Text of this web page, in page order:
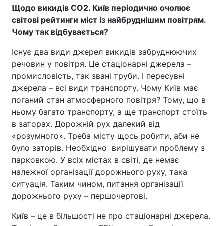
Щодо викидів СО2. Київ періодично очолює
світові рейтинги міст із найбруднішим повітрям.
Чому так відбувається?
Існує два види джерел викидів забруднюючих
речовин у повітря. Це стаціонарні джерела –
промисловість, так звані труби. І пересувні
джерела – всі види транспорту. Чому Київ має
поганий стан атмосферного повітря? Тому, що в
ньому багато транспорту, а ще транспорт стоїть
в заторах. Дорожній рух далекий від
«розумного». Треба місту щось робити, аби не
було заторів. Необхідно вирішувати проблему з
парковкою. У всіх містах в світі, де немає
належної організації дорожнього руху, така
ситуація. Таким чином, питання організації
дорожнього руху – першочергові.
Київ – це в більшості не про стаціонарні джерела.